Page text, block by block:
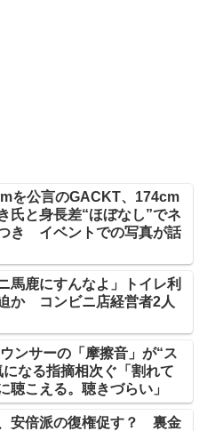
を公言のGACKT、174cm
氏と身長差“ほぼなし”でネ
き イベントでの写真が話
馬鹿にすんなよ」トイレ利
か コンビニ店経営者2人
ンサーの「摩擦音」が“ス
になる指摘相次ぐ「割れて
聴こえる。聴きづらい」
安倍派の復権促す？ 裏金